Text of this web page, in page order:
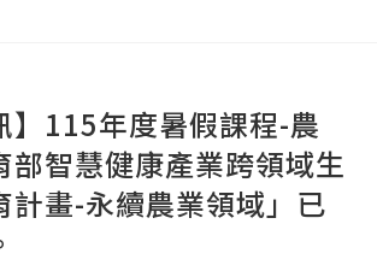
】115年度暑假課程-農
部智慧健康產業跨領域生
計畫-永續農業領域」已